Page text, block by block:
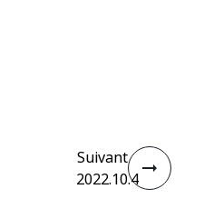
Suivant
2022.10.4